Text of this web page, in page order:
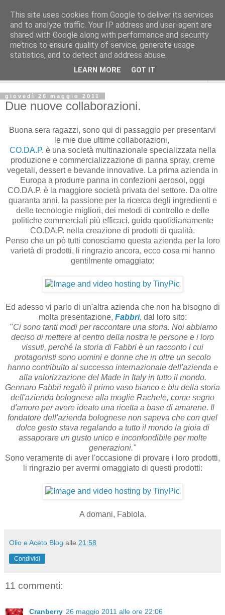
giovedì 26 maggio 2011
Due nuove collaborazioni.
Buona sera ragazzi, sono qui di passaggio per presentarvi
le mie due ultime collaborazioni,
CO.DA.P. è una società multinazionale specializzata nella
produzione e commercializzazione di panna spray, creme
vegetali, dessert e bevande innovative. La prima azienda in
Europa a produrre panna in confezioni aerosol, oggi
CO.DA.P. è la maggiore società privata del settore. Da oltre
quaranta anni, la passione per la ricerca degli ingredienti e
delle tecnologie migliori, dei metodi di controllo e delle
politiche commerciali più efficaci, guida quotidianamente
CO.DA.P. nella creazione di prodotti di qualità.
Penso che un pò tutti conosciamo questa azienda per la loro
varietà di prodotti, li ringrazio ancora, ecco cosa mi hanno
gentilmente omaggiato:
Ed adesso vi parlo di un'altra azienda che non ha bisogno di
molta presentazione, Fabbri, dal loro sito:
"Ci sono tanti modi per raccontare una storia. Noi abbiamo
deciso di mettere al centro della nostra le persone e i loro
vissuti, perché la storia di Fabbri è un racconto i cui
protagonisti sono uomini e donne che in oltre un secolo
hanno contribuito al successo internazionale dell'azienda e
alla valorizzazione del Made in Italy in tutto il mondo.
Gennaro Fabbri regalò il primo vaso bianco e blu della storia
dell'azienda bolognese alla moglie Rachele, come segno
d'amore per avere ideato una ricetta a base di amarene. Il
fondatore dell'azienda bolognese non sapeva che con quel
dolce gesto stava regalando a tutto il mondo la gioia di
assaporare un gusto unico e inconfondibile per molte
generazioni."
Sono veramente di aver l'occasione di provare i loro prodotti,
li ringrazio per avermi omaggiato di questi prodotti:
A domani, Fabiola.
Olio e Aceto Blog alle 21:58
Condividi
11 commenti:
Cranberry 26 maggio 2011 alle ore 22:06
This site uses cookies from Google to deliver its services
and to analyze traffic. Your IP address and user-agent are
shared with Google along with performance and security
metrics to ensure quality of service, generate usage
statistics, and to detect and address abuse.
LEARN MORE GOT IT